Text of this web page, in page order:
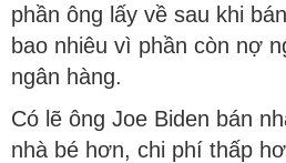
phần ông lấy về sau khi
bao nhiêu vì phần còn nợ
ngân hàng.
Có lẽ ông Joe Biden bán
nhà bé hơn, chi phí thấp